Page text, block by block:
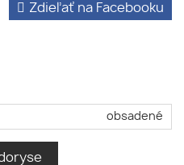
Zdieľať na Facebooku
obsadené